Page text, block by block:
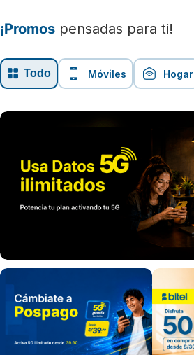
¡Promos pensadas para ti!
Todo Móviles Hogar